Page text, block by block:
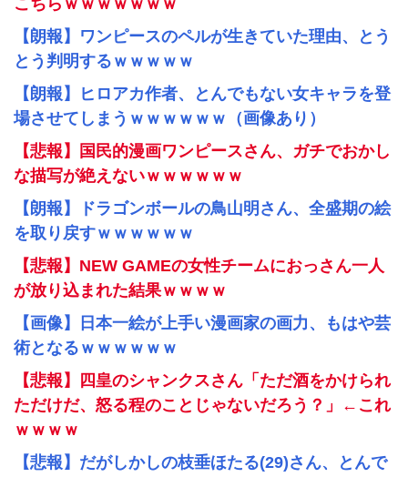
こちらｗｗｗｗｗｗｗ
【朗報】ワンピースのペルが生きていた理由、とう
とう判明するｗｗｗｗｗ
【朗報】ヒロアカ作者、とんでもない女キャラを登
場させてしまうｗｗｗｗｗｗ（画像あり）
【悲報】国民的漫画ワンピースさん、ガチでおかし
な描写が絶えないｗｗｗｗｗｗ
【朗報】ドラゴンボールの鳥山明さん、全盛期の絵
を取り戻すｗｗｗｗｗｗ
【悲報】NEW GAMEの女性チームにおっさん一人
が放り込まれた結果ｗｗｗｗ
【画像】日本一絵が上手い漫画家の画力、もはや芸
術となるｗｗｗｗｗｗ
【悲報】四皇のシャンクスさん「ただ酒をかけられ
ただけだ、怒る程のことじゃないだろう？」←これ
ｗｗｗｗ
【悲報】だがしかしの枝垂ほたる(29)さん、とんで